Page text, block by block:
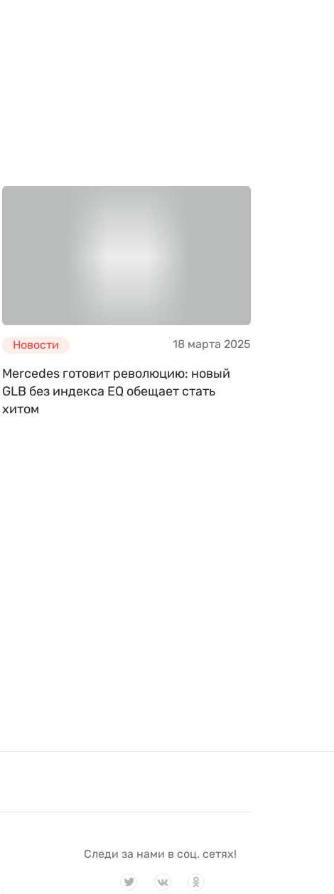
Новости 18 марта 2025
Mercedes готовит революцию: новый
GLB без индекса EQ обещает стать
хитом
Следи за нами в соц. сетях!